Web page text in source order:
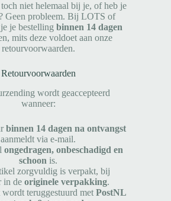
toch niet helemaal bij je, of heb je
Geen probleem. Bij LOTS of
je bestelling binnen 14 dagen
mits deze voldoet aan onze
retourvoorwaarden.
Retourvoorwaarden
wordt geaccepteerd
wanneer:
binnen 14 dagen na ontvangst
aanmeldt via e-mail.
ongedragen, onbeschadigd en
schoon is.
zorgvuldig is verpakt, bij
in de originele verpakking.
wordt teruggestuurd metPostNL